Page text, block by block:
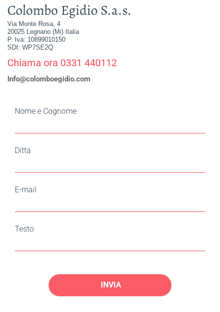
Colombo Egidio S.a.s.
Via Monte Rosa, 4
20025 Legnano (Mi) Italia
P. Iva: 10899010150
SDI: WP7SE2Q
Chiama ora 0331 440112
Info@colomboegidio.com
Nome e Cognome
Ditta
E-mail
Testo